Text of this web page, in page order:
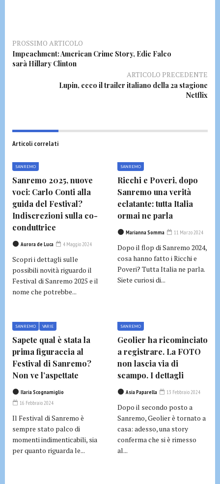
PROSSIMO ARTICOLO
Impeachment: American Crime Story, Edie Falco
sarà Hillary Clinton
ARTICOLO PRECEDENTE
Lupin, ecco il trailer italiano della 2a stagione
Netflix
Articoli correlati
SANREMO
Sanremo 2025, nuove
voci: Carlo Conti alla
guida del Festival?
Indiscrezioni sulla co-
conduttrice
Aurora de Luca 4 Maggio 2024
Scopri i dettagli sulle
possibili novità riguardo il
Festival di Sanremo 2025 e il
nome che potrebbe...
SANREMO
Ricchi e Poveri, dopo
Sanremo una verità
eclatante: tutta Italia
ormai ne parla
Marianna Somma 11 Marzo 2024
Dopo il flop di Sanremo 2024,
cosa hanno fatto i Ricchi e
Poveri? Tutta Italia ne parla.
Siete curiosi di...
SANREMO VARIE
Sapete qual è stata la
prima figuraccia al
Festival di Sanremo?
Non ve l’aspettate
Ilaria Scognamiglio
16 Febbraio 2024
Il Festival di Sanremo è
sempre stato palco di
momenti indimenticabili, sia
per quanto riguarda le...
SANREMO
Geolier ha ricominciato
a registrare. La FOTO
non lascia via di
scampo. I dettagli
Asia Paparella 13 Febbraio 2024
Dopo il secondo posto a
Sanremo, Geolier è tornato a
casa: adesso, una story
conferma che si è rimesso
al...